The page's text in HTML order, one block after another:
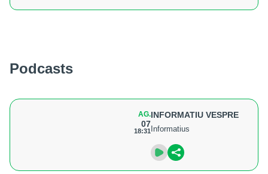
Podcasts
AG.
07
18:31
INFORMATIU VESPRE
Informatius